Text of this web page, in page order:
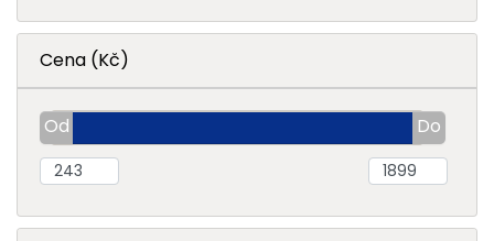
Cena (Kč)